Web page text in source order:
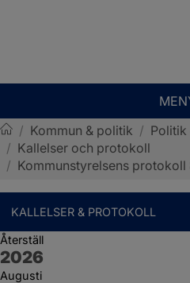
Sotenäs kommun
/ Kommun & politik /
/ Kallelser och protokoll
/ Kommunstyrelsens
KALLELSER & PROTOKOLL
Återställ
År:
2026
Augusti